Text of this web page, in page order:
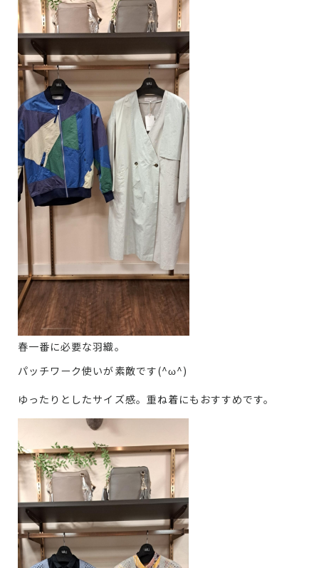
春一番に必要な羽織。
パッチワーク使いが素敵です(^ω^)
ゆったりとしたサイズ感。重ね着にもおすすめです。